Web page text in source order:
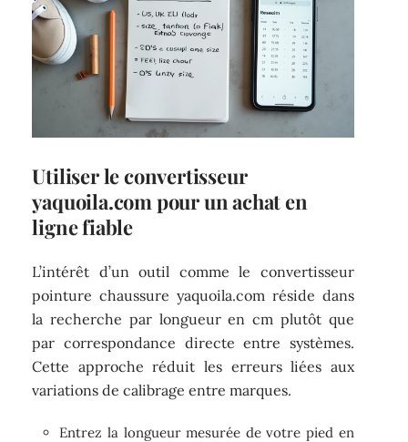
Utiliser le convertisseur
yaquoila.com pour un achat en
ligne fiable
L’intérêt d’un outil comme le convertisseur
pointure chaussure yaquoila.com réside dans
la recherche par longueur en cm plutôt que
par correspondance directe entre systèmes.
Cette approche réduit les erreurs liées aux
variations de calibrage entre marques.
Entrez la longueur mesurée de votre pied en